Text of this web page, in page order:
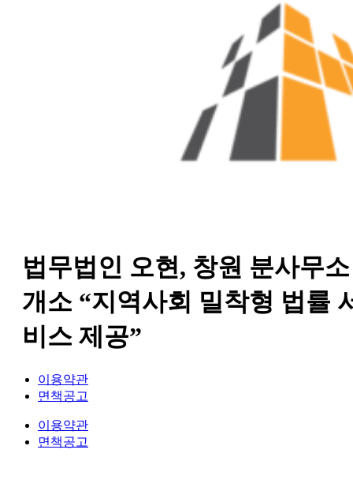
법무법인 오현, 창원 분사무소
개소 “지역사회 밀착형 법률
비스 제공”
이용약관
면책공고
이용약관
면책공고